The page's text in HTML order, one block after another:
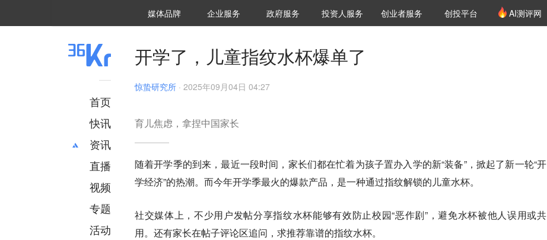
媒体品牌 36Kr研究院
企业服务 城市之窗
政府服务 VClub投资机构库
投资机构职位推介
投资人服务 创投氪堂
创业者服务 创投平台 AI测评网
首页
快讯
资讯
推荐
财经
项目推荐
安徽
直播
视频
专题
活动
开学了，儿童指纹水杯爆单了
惊蛰研究所 · 2025年09月04日 04:27
育儿焦虑，拿捏中国家长
随着开学季的到来，最近一段时间，家长们都在忙着为孩子置办入学的新“装备”，掀起了新一轮“开
学经济”的热潮。而今年开学季最火的爆款产品，是一种通过指纹解锁的儿童水杯。
社交媒体上，不少用户发帖分享指纹水杯能够有效防止校园“恶作剧”，避免水杯被他人误用或共
用。还有家长在帖子评论区追问，求推荐靠谱的指纹水杯。